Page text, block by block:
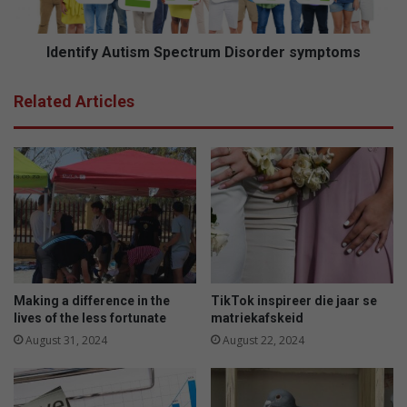
a
?
s
m
S
e
c
r
u
D
i
s
r
Identify Autism Spectrum Disorder symptoms
Related Articles
Making a difference in the
lives of the less fortunate
August 31, 2024
TikTok inspireer die jaar se
matriekafskeid
August 22, 2024